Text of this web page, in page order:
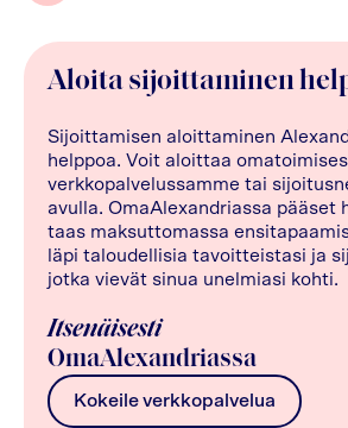
Aloita sijoittaminen
Sijoittamisen aloittaminen
helppoa. Voit aloittaa
verkkopalvelussamme tai
avulla. OmaAlexandriassa pääset
taas maksuttomassa
läpi taloudellisia tavoitteistasi ja
jotka vievät sinua unelmiasi kohti.
Itsenäisesti
OmaAlexandriassa
Kokeile verkkopalvelua